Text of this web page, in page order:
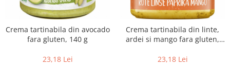
Crema tartinabila din avocado
fara gluten, 140 g
23,18 Lei
Crema tartinabila din linte,
ardei si mango fara gluten,
23,18 Lei